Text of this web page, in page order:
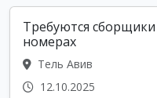
Требуются
номерах
Тель Авив
12.10.2025